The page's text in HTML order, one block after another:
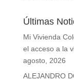
Últimas
Mi Vivienda
el acceso a la
agosto, 2026
ALEJANDRO